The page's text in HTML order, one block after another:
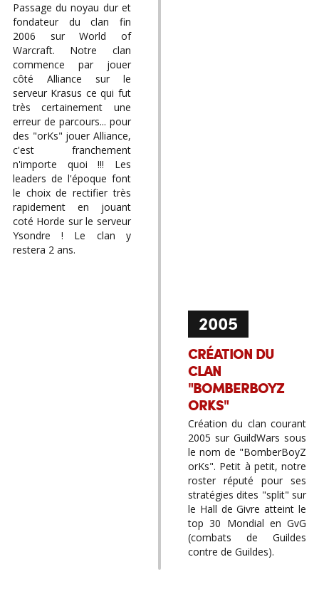
Passage du noyau dur et
fondateur du clan fin
2006 sur World of
Warcraft. Notre clan
commence par jouer
côté Alliance sur le
serveur Krasus ce qui fut
très certainement une
erreur de parcours... pour
des "orKs" jouer Alliance,
c'est franchement
n'importe quoi !!! Les
leaders de l'époque font
le choix de rectifier très
rapidement en jouant
coté Horde sur le serveur
Ysondre ! Le clan y
restera 2 ans.
2005
CRÉATION DU
CLAN
"BOMBERBOYZ
ORKS"
Création du clan courant
2005 sur GuildWars sous
le nom de "BomberBoyZ
orKs". Petit à petit, notre
roster réputé pour ses
stratégies dites "split" sur
le Hall de Givre atteint le
top 30 Mondial en GvG
(combats de Guildes
contre de Guildes).